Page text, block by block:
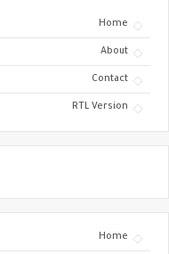
Home
About
Contact
RTL Version
Home